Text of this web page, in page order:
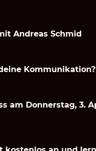
Andreas Schmid
Kommunikation?
am Donnerstag, 3.